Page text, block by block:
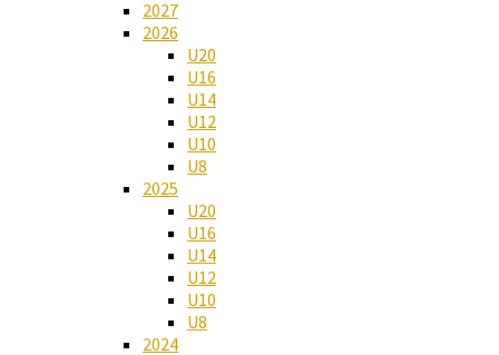
2027
2026
U20
U16
U14
U12
U10
U8
2025
U20
U16
U14
U12
U10
U8
2024